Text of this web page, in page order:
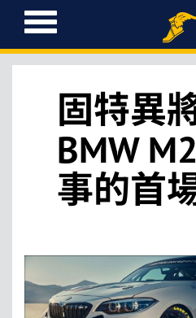
T
o
g
i
n
固特異
BMW
事的首